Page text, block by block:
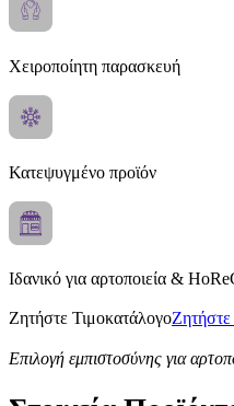
Χειροποίητη παρασκευή
Κατεψυγμένο προϊόν
Ιδανικό για αρτοποιεία &
Ζητήστε ΤιμοκατάλογοΖητήστε
Επιλογή εμπιστοσύνης για